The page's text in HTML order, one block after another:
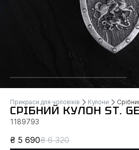
Прикраси для чоловіків Кулони
СРІБНИЙ КУЛОН ST.
1189793
₴ 5 690₴ 6 320